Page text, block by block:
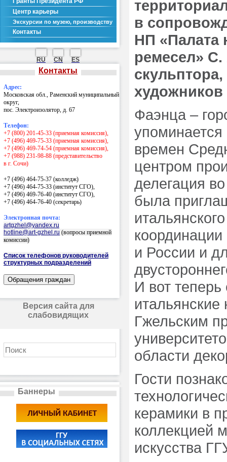
Центр карьеры
Экскурсии по музею, производству
Контакты
RU CN ES
Контакты
Адрес:
Московская обл., Раменский муниципальный
округ,
пос. Электроизолятор, д. 67
Телефон:
+7 (800) 201-45-33 (приемная комиссия),
+7 (496) 469-75-33 (приемная комиссия),
+7 (496) 469-74-54 (приемная комиссия),
+7 (988) 231-98-88 (представительство
в г. Сочи)
+7 (496) 464-75-37 (колледж)
+7 (496) 464-75-33 (институт СГО),
+7 (496) 469-76-40 (институт СГО),
+7 (496) 464-76-40 (секретарь)
Электронная почта:
artgzhel@yandex.ru
hotline@art-gzhel.ru (вопросы приемной
комиссии)
Список телефонов руководителей
структурных подразделений
Версия сайта для
слабовидящих
Баннеры
в
НП
ремесел» С.
Фаэнца –
времен
центром
делегация
была
и России и
И вот
итальянские
Гжельским
области
Гости
керамики в
коллекцией
искусства